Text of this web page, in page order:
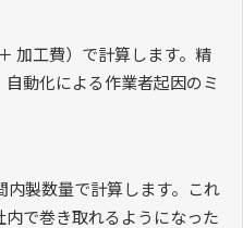
加工費）で計算します。精
動化による作業者起因のミ
内製数量で計算します。これ
で巻き取れるようになった